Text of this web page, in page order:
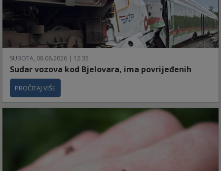
SUBOTA, 08.08.2026 | 12:35
Sudar vozova kod Bjelovara, ima povrijeđenih
PROČITAJ VIŠE